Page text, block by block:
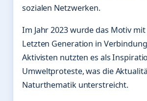
sozialen Netzwerken.
Im Jahr 2023 wurde das Motiv
Letzten Generation in
Aktivisten nutzten es als
Umweltproteste, was die
Naturthematik unterstreicht.